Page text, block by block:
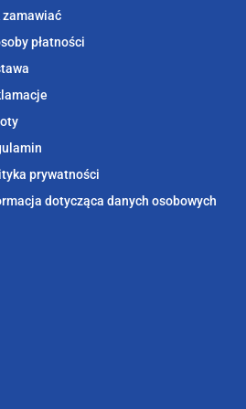
zamawiać
płatności
prywatności
dotycząca danych osobowych